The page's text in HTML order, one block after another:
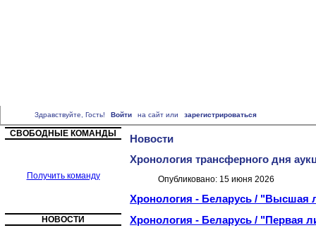
Здравствуйте, Гость!
Войти на сайт или зарегистрироваться
СВОБОДНЫЕ КОМАНДЫ
Получить команду
НОВОСТИ
Новости
Хронология трансферного дня
Опубликовано: 15 июня 2026
Хронология - Беларусь / "Высшая
Хронология - Беларусь / "Первая